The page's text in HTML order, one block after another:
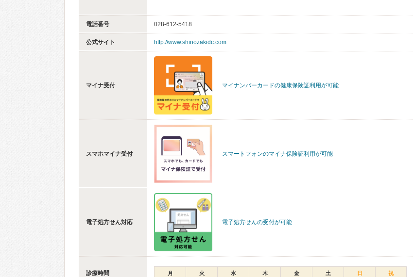
電話番号 028-612-5418
公式サイト http://www.shinozakidc.com
マイナ受付 マイナンバーカードの健康保険証利用が可能
スマホマイナ受付 スマートフォンのマイナ保険証利用が可能
電子処方せん対応 電子処方せんの受付が可能
診療時間 月 火 水 木 金 土 日 祝